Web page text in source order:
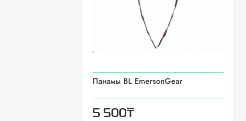
Панамы BL EmersonGear
5 500₸